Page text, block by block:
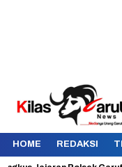
HOME REDAKSI